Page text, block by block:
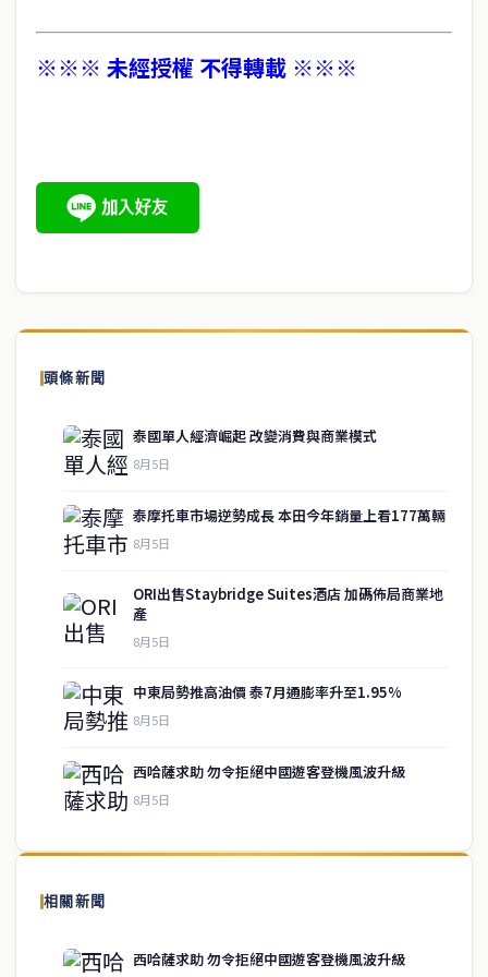
※※※ 未經授權 不得轉載 ※※※
頭條新聞
泰國單人經濟崛起 改變消費與商業模式
8月5日
泰摩托車市場逆勢成長 本田今年銷量上看177萬輛
8月5日
ORI出售Staybridge Suites酒店 加碼佈局商業地
產
8月5日
中東局勢推高油價 泰7月通膨率升至1.95%
8月5日
西哈薩求助 勿令拒絕中國遊客登機風波升級
8月5日
相關新聞
西哈薩求助 勿令拒絕中國遊客登機風波升級
關於我們
泰國中文新聞（TCN）是一家總部設於曼谷的中文新聞媒體，致力於
供即時、客觀、多元的中文新聞內容。
service@thaichinesenews.com